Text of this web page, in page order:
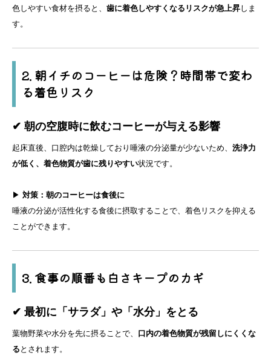
色しやすい食材を摂ると、 歯に着色しやすくなるリスクが急上昇しま
す。
2. 朝イチのコーヒーは危険？時間帯で変わ
る着色リスク
✔ 朝の空腹時に飲むコーヒーが与える影響
起床直後、口腔内は乾燥しており唾液の分泌量が少ないため、 洗浄力
が低く、着色物質が歯に残りやすい状況です。
▶ 対策：朝のコーヒーは食後に
唾液の分泌が活性化する食後に摂取することで、着色リスクを抑える
ことができます。
3. 食事の順番も白さキープのカギ
✔ 最初に「サラダ」や「水分」をとる
葉物野菜や水分を先に摂ることで、 口内の着色物質が残留しにくくな
る とされます。